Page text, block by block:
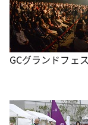
GCグランドフェ